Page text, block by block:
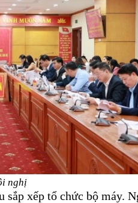
nghị
xếp tổ chức bộ máy.